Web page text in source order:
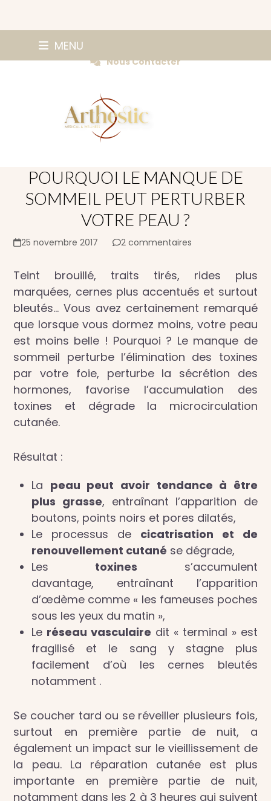
MENU
Nous Contacter
POURQUOI LE MANQUE DE
SOMMEIL PEUT PERTURBER
VOTRE PEAU ?
25 novembre 2017 2 commentaires
Teint brouillé, traits tirés, rides plus
marquées, cernes plus accentués et surtout
bleutés… Vous avez certainement remarqué
que lorsque vous dormez moins, votre peau
est moins belle ! Pourquoi ? Le manque de
sommeil perturbe l’élimination des toxines
par votre foie, perturbe la sécrétion des
hormones, favorise l’accumulation des
toxines et dégrade la microcirculation
cutanée.
Résultat :
La peau peut avoir tendance à être
plus grasse, entraînant l’apparition de
boutons, points noirs et pores dilatés,
Le processus de cicatrisation et de
renouvellement cutané se dégrade,
Les toxines s’accumulent
davantage, entraînant l’apparition
d’œdème comme « les fameuses poches
sous les yeux du matin »,
Le réseau vasculaire dit « terminal » est
fragilisé et le sang y stagne plus
facilement d’où les cernes bleutés
notamment .
Se coucher tard ou se réveiller plusieurs fois,
surtout en première partie de nuit, a
également un impact sur le vieillissement de
la peau. La réparation cutanée est plus
importante en première partie de nuit,
notamment dans les 2 à 3 heures qui suivent